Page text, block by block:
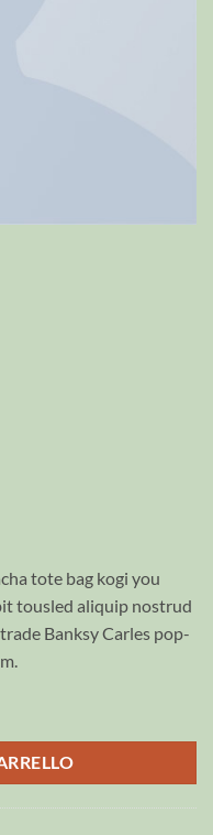
tote bag kogi you
tousled aliquip nostrud
Banksy Carles pop-